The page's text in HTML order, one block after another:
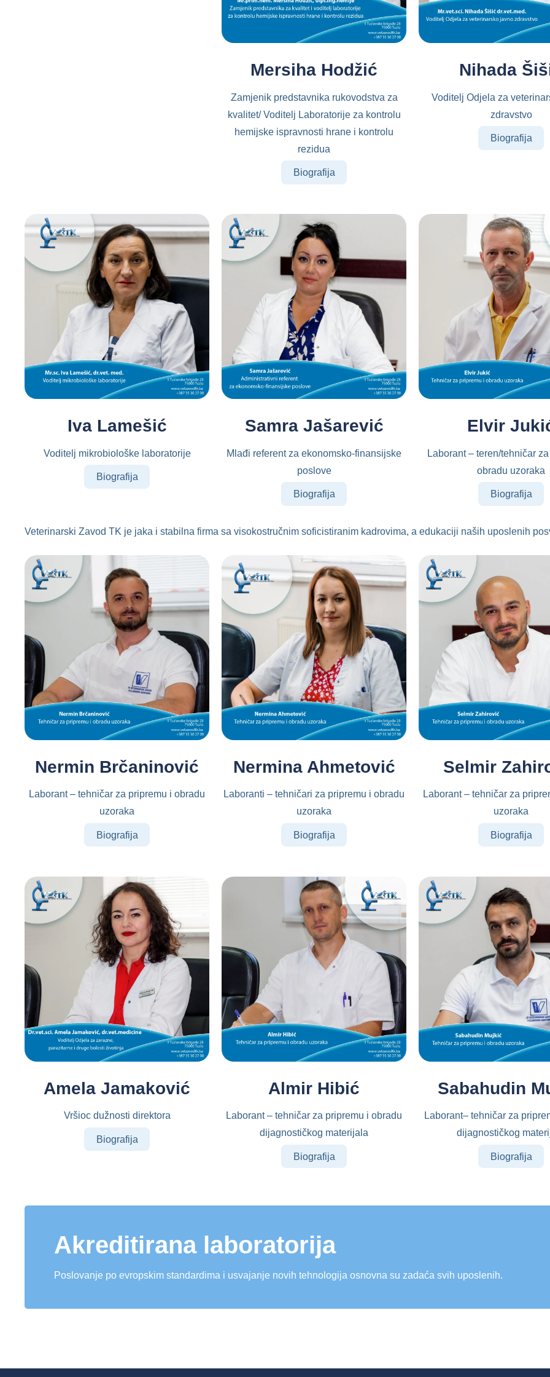
Mersiha Hodžić
Zamjenik predstavnika rukovodstva za
kvalitet/ Voditelj Laboratorije za kontrolu
hemijske ispravnosti hrane i kontrolu
rezidua
Biografija
Nihada
Voditelj Odjela za
zdravstvo
Biografija
Iva Lamešić
Voditelj mikrobiološke laboratorije
Biografija
Samra Jašarević
Mlađi referent za ekonomsko-finansijske
poslove
Biografija
Elvir
Laborant – teren/tehničar
obradu uzoraka
Biografija
Veterinarski Zavod TK je jaka i stabilna firma sa visokostručnim soficistiranim kadrovima, a edukaciji naših uposlenih
Nermin Brčaninović
Laborant – tehničar za pripremu i obradu
uzoraka
Biografija
Nermina Ahmetović
Laboranti – tehničari za pripremu i obradu
uzoraka
Biografija
Selmir
Laborant – tehničar za
uzoraka
Biografija
Amela Jamaković
Vršioc dužnosti direktora
Biografija
Almir Hibić
Laborant – tehničar za pripremu i obradu
dijagnostičkog materijala
Biografija
Sabahudin
Laborant– tehničar za
dijagnostičkog
Biografija
Akreditirana laboratorija
Poslovanje po evropskim standardima i usvajanje novih tehnologija osnovna su zadaća svih uposlenih.